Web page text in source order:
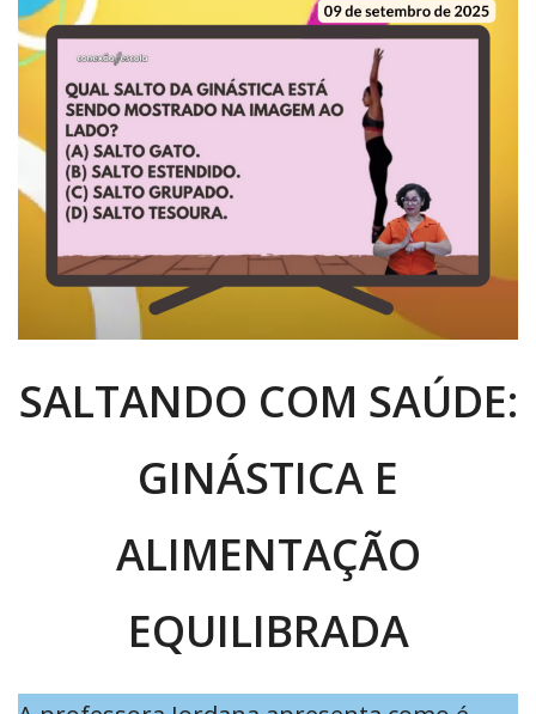
SALTANDO COM SAÚDE:
GINÁSTICA E
ALIMENTAÇÃO
EQUILIBRADA